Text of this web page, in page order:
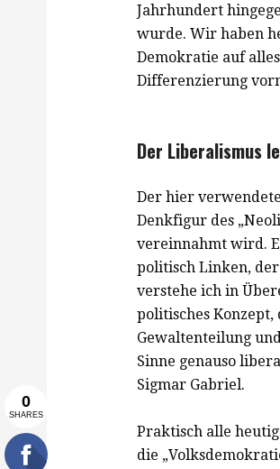
Jahrhundert
wurde. Wir haben
Demokratie auf
Differenzierung
Der Liberalismus
Der hier
Denkfigur des
vereinnahmt wird.
politisch Linken, der
verstehe ich in
politisches
Gewaltenteilung
Sinne genauso
Sigmar Gabriel.
Praktisch alle
die